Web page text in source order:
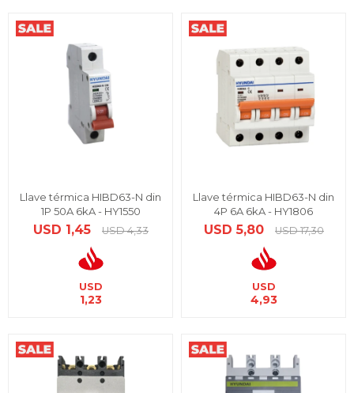
Llave térmica HIBD63-N din
1P 50A 6kA - HY1550
USD 1,45 USD 4,33
USD
1,23
Llave térmica HIBD63-N din
4P 6A 6kA - HY1806
USD 5,80 USD 17,30
USD
4,93